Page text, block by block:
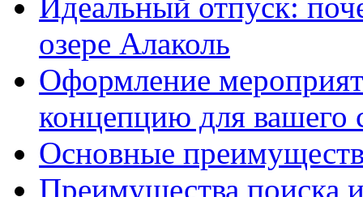
Идеальный отпуск:
озере Алаколь
Оформление
концепцию для вашего
Основные
Преимущества поиска